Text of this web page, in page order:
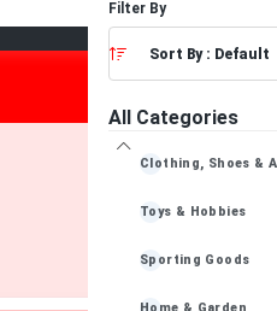
Filter By
Sort By : Default
All Categories
Clothing, Shoes &
Toys & Hobbies
Sporting Goods